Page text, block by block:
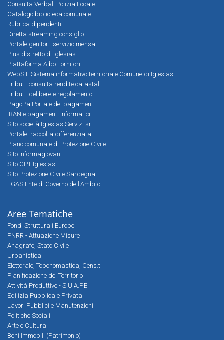
Consulta Verbali Polizia Locale
Catalogo biblioteca comunale
Rubrica dipendenti
Diretta streaming consiglio
Portale genitori: servizio mensa
Plus distretto di Iglesias
Piattaforma Albo Fornitori
WebSit: Sistema informativo territoriale Comune di Iglesias
Tributi: consulta rendite catastali
Tributi: delibere e regolamento
PagoPa Portale dei pagamenti
IBAN e pagamenti informatici
Sito società Iglesias Servizi srl
Portale: raccolta differenziata
Piano comunale di Protezione Civile
Sito Informagiovani
Sito CPT Iglesias
Sito Protezione Civile Sardegna
EGAS Ente di Governo dell'Ambito
Aree Tematiche
Fondi Strutturali Europei
PNRR - Attuazione Misure
Anagrafe, Stato Civile
Urbanistica
Elettorale, Toponomastica, Cens.ti
Pianificazione del Territorio
Attività Produttive - S.U.A.P.E.
Edilizia Pubblica e Privata
Lavori Pubblici e Manutenzioni
Politiche Sociali
Arte e Cultura
Beni Immobili (Patrimonio)